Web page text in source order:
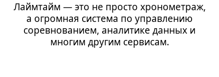
Лаймтайм — это не просто хронометраж,
а огромная система по управлению
соревнованием, аналитике данных и
многим другим сервисам.